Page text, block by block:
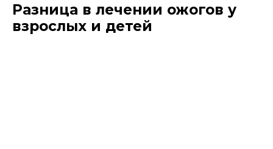
Разница в лечении ожогов у
взрослых и детей